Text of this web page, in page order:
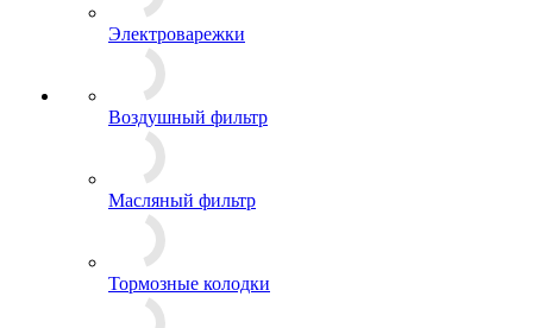
Электроварежки
Воздушный фильтр
Масляный фильтр
Тормозные колодки